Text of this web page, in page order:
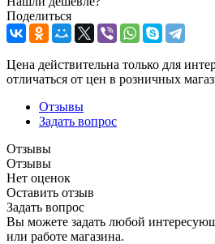
Поделиться
Цена действительна только для
отличаться от цен в розничных
Отзывы
Задать вопрос
Отзывы
Отзывы
Нет оценок
Оставить отзыв
Задать вопрос
Вы можете задать любой
или работе магазина.